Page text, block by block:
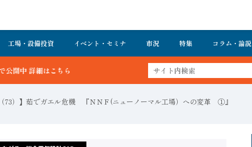
工場・設備投資 イベント・セミナ 市況 特集 コラム・論説
73）】茹でガエル危機 『ＮＮＦ(ニューノーマル工場）への変革 ①』